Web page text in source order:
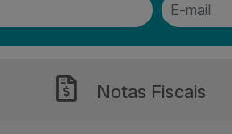
Notas Fiscais